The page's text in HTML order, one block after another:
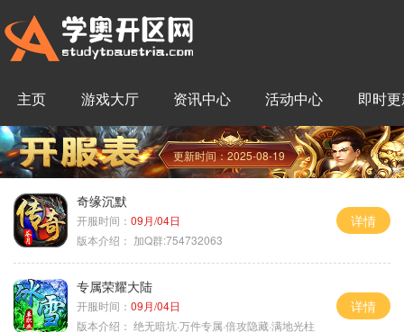
主页 游戏大厅 资讯中心 活动中心 即时
更新时间：2025-08-19
奇缘沉默
开服时间： 09月/04日
版本介绍： 加Q群:754732063
详情
专属荣耀大陆
开服时间： 09月/04日
版本介绍： 绝无暗坑·万件专属·倍攻隐藏·满地光柱
详情